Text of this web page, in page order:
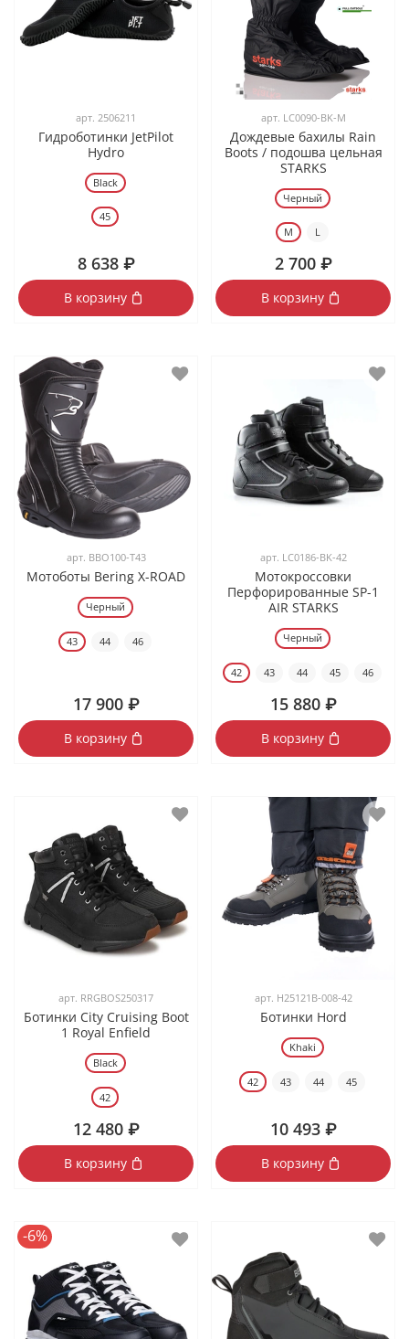
арт. 2506211
Гидроботинки JetPilot
Hydro
Black
45
8 638 ₽
В корзину
арт. LC0090-BK-M
Дождевые бахилы Rain
Boots / подошва цельная
STARKS
Черный
M L
2 700 ₽
В корзину
арт. BBO100-T43
Мотоботы Bering X-ROAD
Черный
43 44 46
17 900 ₽
В корзину
арт. LC0186-BK-42
Мотокроссовки
Перфорированные SP-1
AIR STARKS
Черный
42 43 44 45 46
15 880 ₽
В корзину
арт. RRGBOS250317
Ботинки City Cruising Boot
1 Royal Enfield
Black
42
12 480 ₽
В корзину
арт. H25121B-008-42
Ботинки Hord
Khaki
42 43 44 45
10 493 ₽
В корзину
-6%